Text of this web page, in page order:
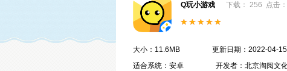
Q玩小游戏 下载： 256 点击
大小：11.6MB 更新日期：2022-04-15
适合系统：安卓
开发者：北京淘阅文